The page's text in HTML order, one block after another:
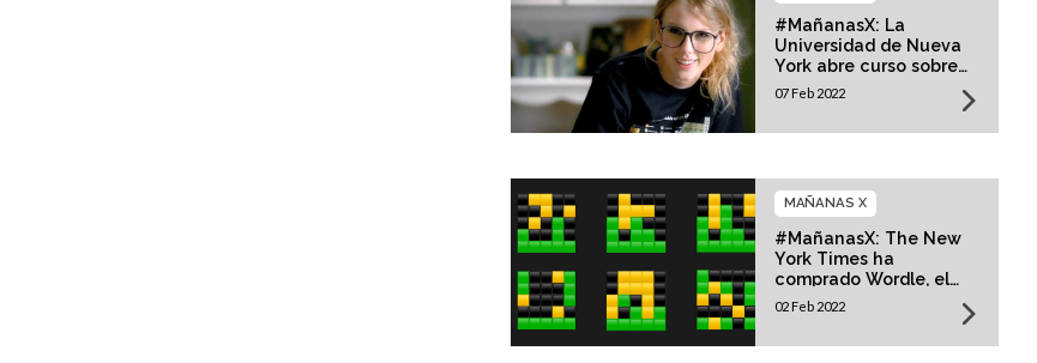
#MañanasX: La
Universidad de Nueva
York abre curso sobre
Taylor Swift
07 Feb 2022
#MañanasX: The New
York Times ha
comprado Wordle, el
juego digital más
MAÑANAS X
02 Feb 2022